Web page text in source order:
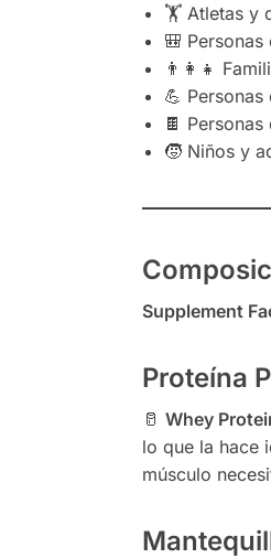
🏋️ Atletas y
🎒
👨‍👩‍👧
💪
🍫
🧒 Niños y
Supplement
Proteína
🥛 Whey
lo que la hace
músculo